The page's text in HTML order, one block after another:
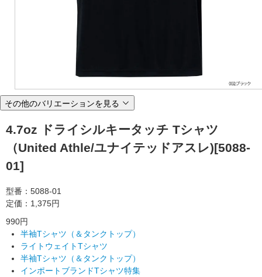
その他のバリエーションを見る
4.7oz ドライシルキータッチ Tシャツ
（United Athle/ユナイテッドアスレ)[5088-
01]
型番：5088-01
定価：1,375円
990円
半袖Tシャツ（＆タンクトップ）
ライトウェイトTシャツ
半袖Tシャツ（＆タンクトップ）
インポートブランドTシャツ特集